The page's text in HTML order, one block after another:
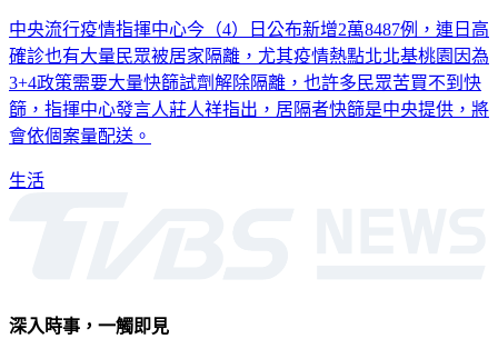
中央流行疫情指揮中心今（4）日公布新增2萬8487例，連日高
確診也有大量民眾被居家隔離，尤其疫情熱點北北基桃園因為
3+4政策需要大量快篩試劑解除隔離，也許多民眾苦買不到快
篩，指揮中心發言人莊人祥指出，居隔者快篩是中央提供，將
會依個案量配送。
生活
深入時事，一觸即見